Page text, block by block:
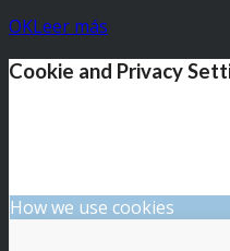
OKLeer más
Cookie and Privacy
How we use cookies